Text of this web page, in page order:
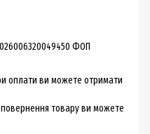
ФОП
оплати ви можете отримати
товару ви можете